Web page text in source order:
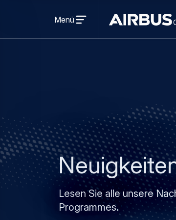
cyber
menu
Menü
Lesen Sie alle unsere
Programmes.